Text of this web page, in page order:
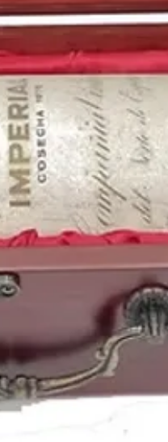
sacaba su discoBad.
personalidades que
Lady Gaga, el actor
, el futbolista
Lindsay Lohan
o el
Puedes encontrar una
de 1986
y otras añadas
extranjeros en nuestra
https://
¡Salud!
. Los
año de nacimiento,
coleccionismo... Un